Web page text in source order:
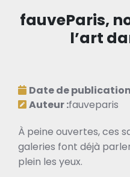
fauveParis,
l’art
Date de
Auteur :fauveparis
À peine ouvertes, ces
galeries font déjà
plein les yeux.